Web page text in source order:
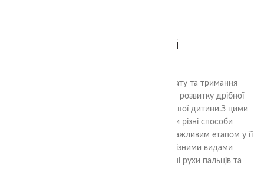
Пінцет жовтий
Дитячі пінцети з різним способом захвату та тримання
предметів - це ідеальний інструмент для розвитку дрібної
моторики та навичок роботи руками у вашої дитини.З цими
пінцетами, ваша дитина може вивчати різні способи
захоплення та тримання предметів, що є важливим етапом у її
фізичному розвитку. Вони оснащені різними видами
захоплення, що дозволяє розвивати різні рухи пальців та